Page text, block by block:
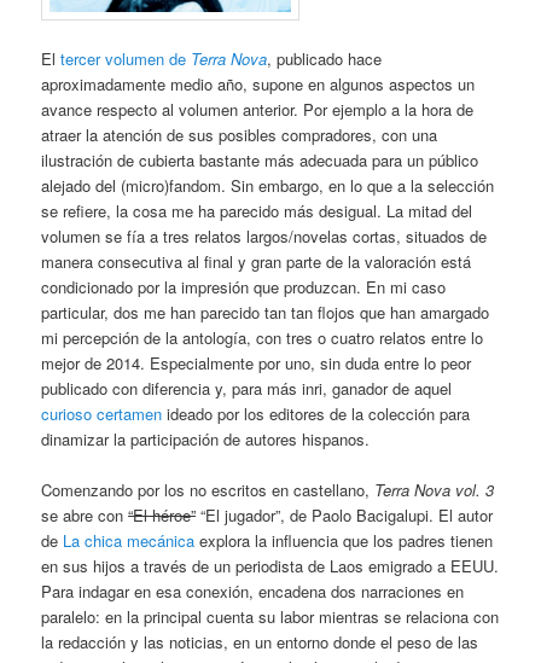
Eltercer volumen de Terra Nova, publicado hace
aproximadamente medio año, supone en algunos aspectos un
avance respecto al volumen anterior. Por ejemplo a la hora de
atraer la atención de sus posibles compradores, con una
ilustración de cubierta bastante más adecuada para un público
alejado del (micro)fandom. Sin embargo, en lo que a la selección
se refiere, la cosa me ha parecido más desigual. La mitad del
volumen se fía a tres relatos largos/novelas cortas, situados de
manera consecutiva al final y gran parte de la valoración está
condicionado por la impresión que produzcan. En mi caso
particular, dos me han parecido tan tan flojos que han amargado
mi percepción de la antología, con tres o cuatro relatos entre lo
mejor de 2014. Especialmente por uno, sin duda entre lo peor
publicado con diferencia y, para más inri, ganador de aquel
curioso certamen ideado por los editores de la colección para
dinamizar la participación de autores hispanos.
Comenzando por los no escritos en castellano, Terra Nova vol. 3
se abre con“El héroe” “El jugador”, de Paolo Bacigalupi. El autor
de La chica mecánica explora la influencia que los padres tienen
en sus hijos a través de un periodista de Laos emigrado a EEUU.
Para indagar en esa conexión, encadena dos narraciones en
paralelo: en la principal cuenta su labor mientras se relaciona con
la redacción y las noticias, en un entorno donde el peso de las